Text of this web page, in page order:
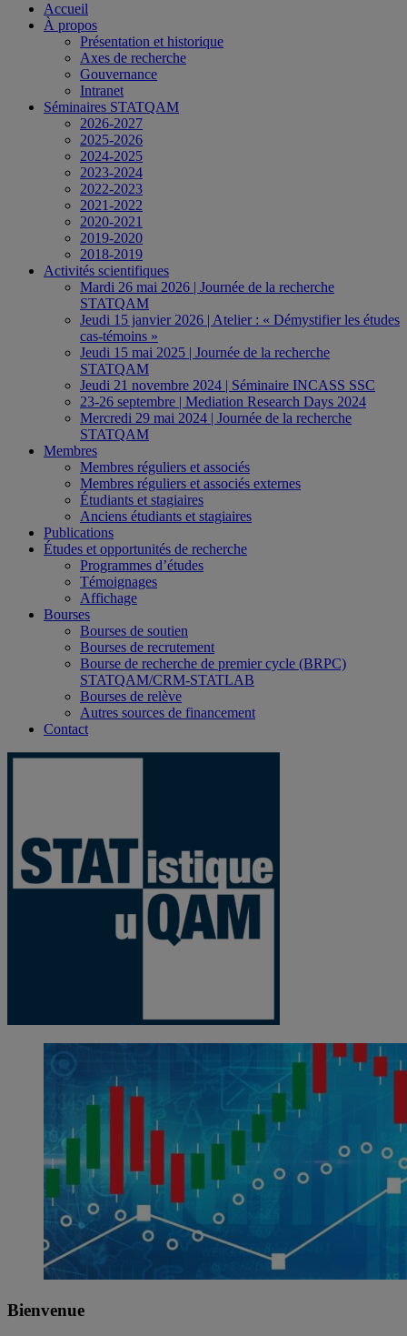
Accueil
À propos
Présentation et historique
Axes de recherche
Gouvernance
Intranet
Séminaires STATQAM
2026-2027
2025-2026
2024-2025
2023-2024
2022-2023
2021-2022
2020-2021
2019-2020
2018-2019
Activités scientifiques
Mardi 26 mai 2026 | Journée de la recherche
STATQAM
Jeudi 15 janvier 2026 | Atelier : « Démystifier les études
cas-témoins »
Jeudi 15 mai 2025 | Journée de la recherche
STATQAM
Jeudi 21 novembre 2024 | Séminaire INCASS SSC
23-26 septembre | Mediation Research Days 2024
Mercredi 29 mai 2024 | Journée de la recherche
STATQAM
Membres
Membres réguliers et associés
Membres réguliers et associés externes
Étudiants et stagiaires
Anciens étudiants et stagiaires
Publications
Études et opportunités de recherche
Programmes d’études
Témoignages
Affichage
Bourses
Bourses de soutien
Bourses de recrutement
Bourse de recherche de premier cycle (BRPC)
STATQAM/CRM-STATLAB
Bourses de relève
Autres sources de financement
Contact
Bienvenue